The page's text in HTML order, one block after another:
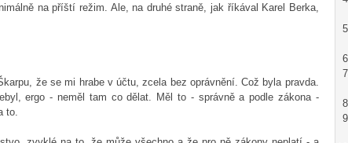
na příští režim. Ale, na druhé straně, jak říkával Karel Berka,
že se mi hrabe v účtu, zcela bez oprávnění. Což byla pravda.
ergo - neměl tam co dělat. Měl to - správně a podle zákona -
to.